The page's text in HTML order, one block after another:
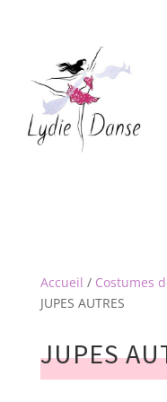
Accueil / Costumes
JUPES AUTRES
JUPES